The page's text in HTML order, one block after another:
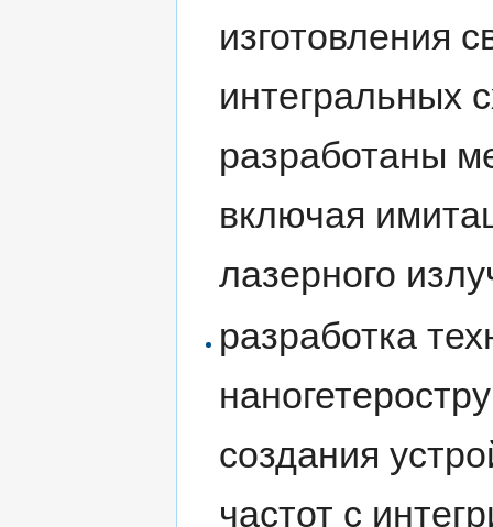
изготовления
интегральных
разработаны
включая
лазерного
разработка
создания
частот с